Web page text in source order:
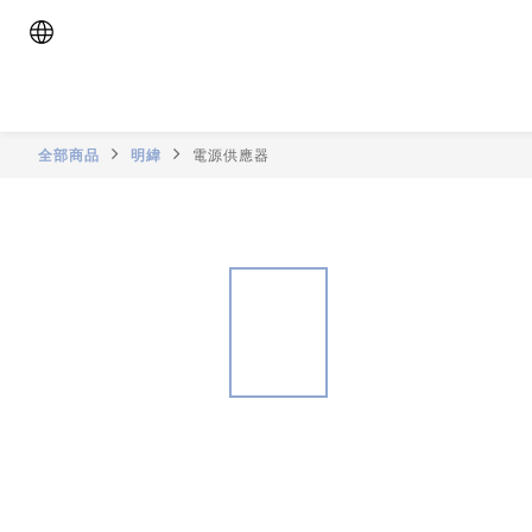
全部商品 明緯 電源供應器